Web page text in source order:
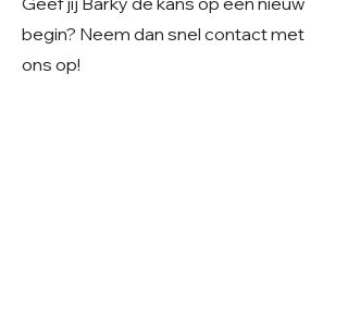
begin? Neem dan snel contact met
ons op!